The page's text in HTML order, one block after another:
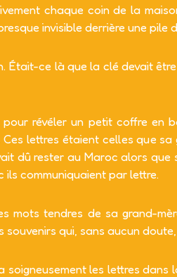
chaque coin de la
invisible derrière une pile
ce là que la clé devait
révéler un petit coffre en
lettres étaient celles que
dû rester au Maroc alors
ils communiquaient par lettre.
mots tendres de sa grand-
souvenirs qui, sans aucun
soigneusement les lettres